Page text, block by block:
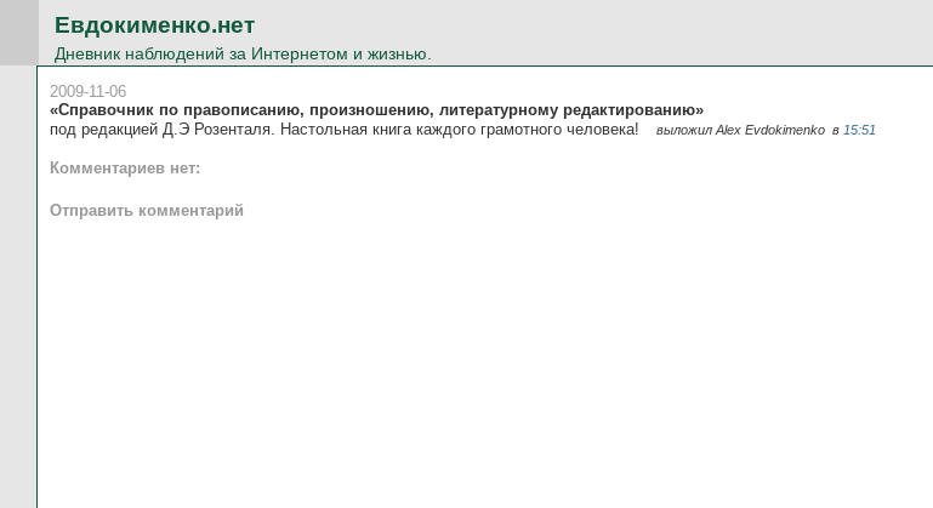
Евдокименко.нет
Дневник наблюдений за Интернетом и жизнью.
2009-11-06
«Справочник по правописанию, произношению, литературному редактированию»
под редакцией Д.Э Розенталя. Настольная книга каждого грамотного человека!
выложил Alex Evdokimenko в 15:51
Комментариев нет:
Отправить комментарий